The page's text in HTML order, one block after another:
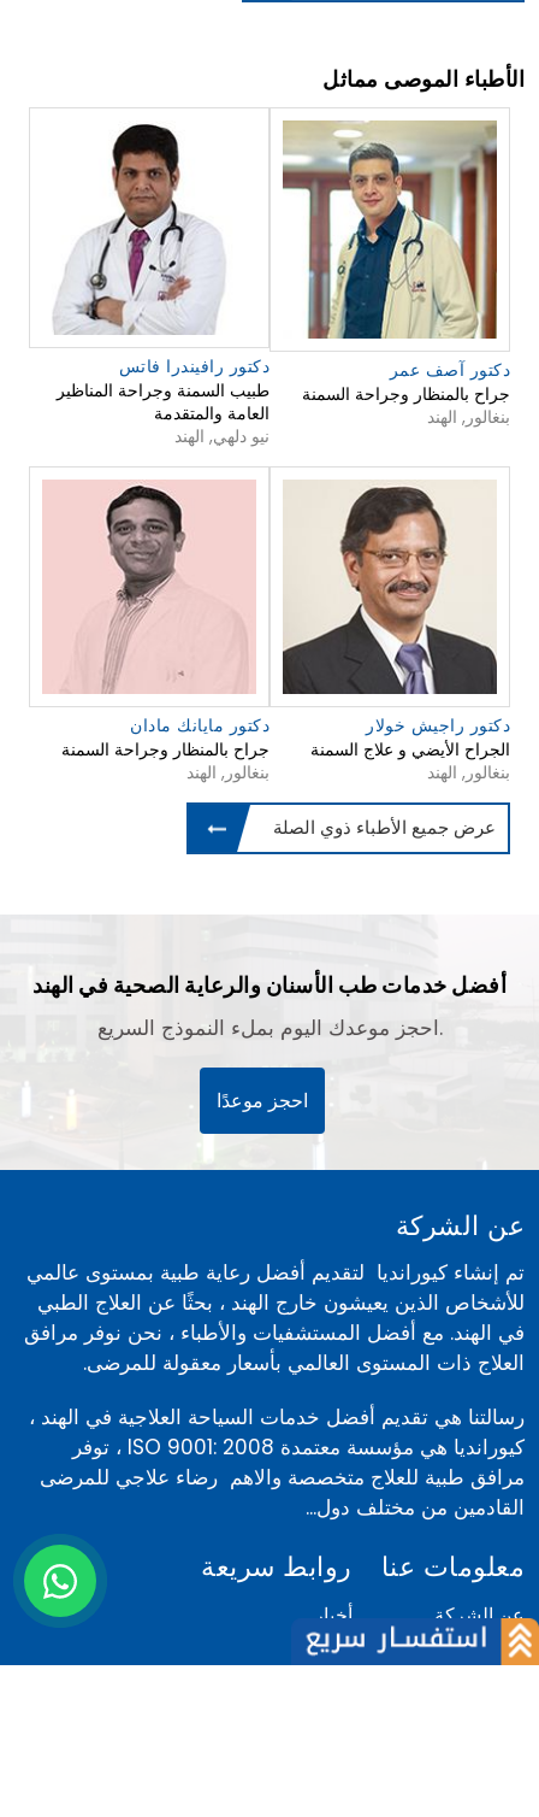
الأطباء الموصى مماثل
دكتور آصف عمر
جراح بالمنظار وجراحة السمنة
بنغالور, الهند
دكتور رافيندرا فاتس
طبيب السمنة وجراحة المناظير
العامة والمتقدمة
نيو دلهي, الهند
دكتور راجيش خولار
الجراح الأيضي و علاج السمنة
بنغالور, الهند
دكتور مايانك مادان
جراح بالمنظار وجراحة السمنة
بنغالور, الهند
عرض جميع الأطباء ذوي الصلة
أفضل خدمات طب الأسنان والرعاية الصحية في الهند
احجز موعدك اليوم بملء النموذج السريع.
احجز موعدًا
عن الشركة
تم إنشاء كيورانديا لتقديم أفضل رعاية طبية بمستوى عالمي
للأشخاص الذين يعيشون خارج الهند ، بحثًا عن العلاج الطبي
في الهند. مع أفضل المستشفيات والأطباء ، نحن نوفر مرافق
العلاج ذات المستوى العالمي بأسعار معقولة للمرضى.
رسالتنا هي تقديم أفضل خدمات السياحة العلاجية في الهند ،
كيورانديا هي مؤسسة معتمدة ISO 9001: 2008 ، توفر
مرافق طبية للعلاج متخصصة والاهم رضاء علاجي للمرضى
القادمين من مختلف دول...
معلومات عنا
عن الشركة
فريقنا
روابط سريعة
أخبار
المدونة